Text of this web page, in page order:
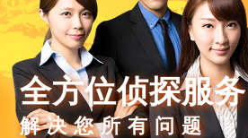
全方位侦探服务
解决您所有问题